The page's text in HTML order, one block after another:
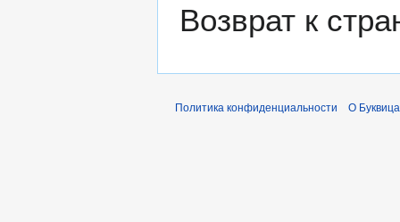
Возврат к
Политика конфиденциальности О Буквица